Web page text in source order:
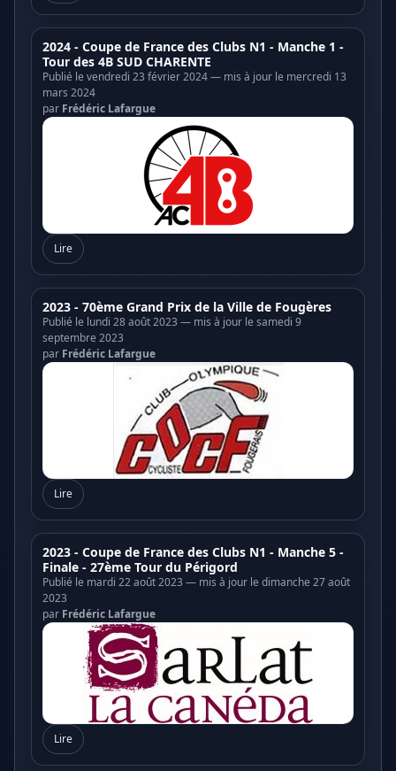
2024 - Coupe de France des Clubs N1 - Manche 1 -
Tour des 4B SUD CHARENTE
Publié le vendredi 23 février 2024 — mis à jour le mercredi 13
mars 2024
par Frédéric Lafargue
Lire
2023 - 70ème Grand Prix de la Ville de Fougères
Publié le lundi 28 août 2023 — mis à jour le samedi 9
septembre 2023
par Frédéric Lafargue
Lire
2023 - Coupe de France des Clubs N1 - Manche 5 -
Finale - 27ème Tour du Périgord
Publié le mardi 22 août 2023 — mis à jour le dimanche 27 août
2023
par Frédéric Lafargue
Lire